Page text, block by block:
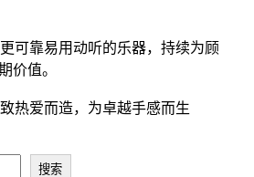
可靠易用动听的乐器，持续为顾
价值。
热爱而造，为卓越手感而生
搜索